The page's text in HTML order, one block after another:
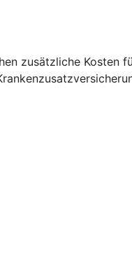
zusätzliche Kosten